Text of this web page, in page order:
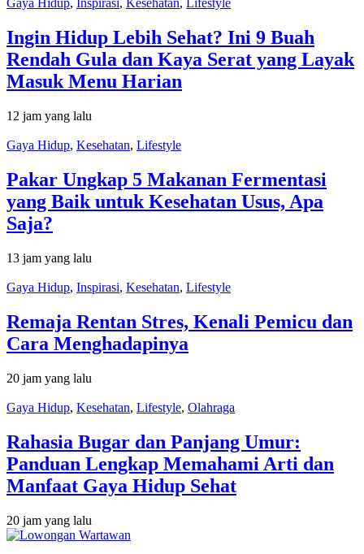
Gaya Hidup, Inspirasi, Kesehatan, Lifestyle
Ingin Hidup Lebih Sehat? Ini 9 Buah
Rendah Gula dan Kaya Serat yang Layak
Masuk Menu Harian
12 jam yang lalu
Gaya Hidup, Kesehatan, Lifestyle
Pakar Ungkap 5 Makanan Fermentasi
yang Baik untuk Kesehatan Usus, Apa
Saja?
13 jam yang lalu
Gaya Hidup, Inspirasi, Kesehatan, Lifestyle
Remaja Rentan Stres, Kenali Pemicu dan
Cara Menghadapinya
20 jam yang lalu
Gaya Hidup, Kesehatan, Lifestyle, Olahraga
Rahasia Bugar dan Panjang Umur:
Panduan Lengkap Memahami Arti dan
Manfaat Gaya Hidup Sehat
20 jam yang lalu